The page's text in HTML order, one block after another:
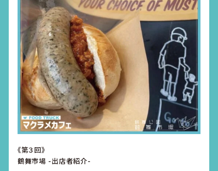
《第３回》
鶴舞市場 -出店者紹介-